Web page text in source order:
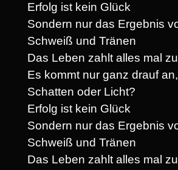
Erfolg ist kein Glück
Sondern nur das Ergebnis
Schweiß und Tränen
Das Leben zahlt alles mal
Es kommt nur ganz drauf
Schatten oder Licht?
Erfolg ist kein Glück
Sondern nur das Ergebnis
Schweiß und Tränen
Das Leben zahlt alles mal